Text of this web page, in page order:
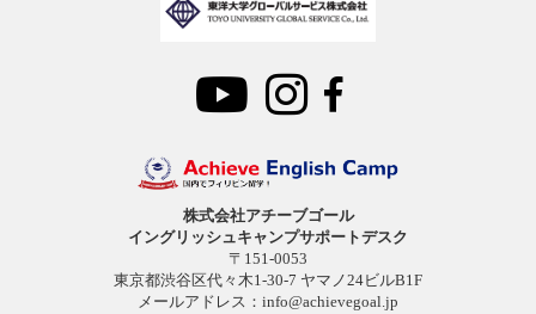
株式会社アチーブゴール
イングリッシュキャンプサポートデスク
〒151-0053
東京都渋谷区代々木1-30-7 ヤマノ24ビルB1F
メールアドレス： info@achievegoal.jp